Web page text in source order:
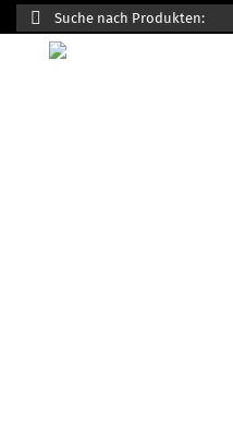
Suche
nach: